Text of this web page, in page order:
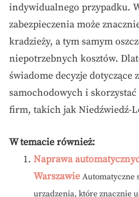
indywidualnego przypadku.
zabezpieczenia może
kradzieży, a tym samym
niepotrzebnych kosztów.
świadome decyzje dotyczące
samochodowych i
firm, takich jak Niedźwiedź-
W temacie również:
Naprawa
Warszawie Automatyczne
urządzenia, które znacznie